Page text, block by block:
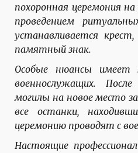
похоронная церемония
проведением
устанавливается
памятный знак.
Особые нюансы имеет
военнослужащих.
могилы на новое место
все останки,
церемонию проводят с
Настоящие